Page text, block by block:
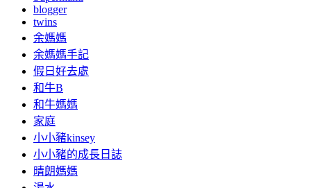
blogger
twins
余媽媽
余媽媽手記
假日好去處
和牛B
和牛媽媽
家庭
小小豬kinsey
小小豬的成長日誌
晴朗媽媽